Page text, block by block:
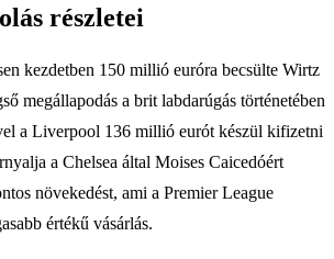
részletei
kezdetben 150 millió euróra becsülte Wirtz
megállapodás a brit labdarúgás történetében
a Liverpool 136 millió eurót készül kifizetni
a Chelsea által Moises Caicedóért
növekedést, ami a Premier League
értékű vásárlás.